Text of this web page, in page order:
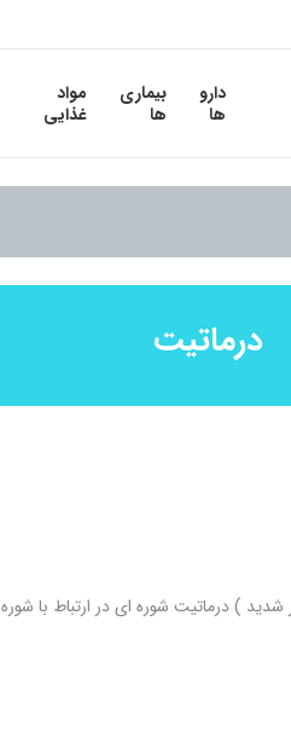
دارو
ها
بیماری
ها
مواد
غذایی
درماتیت
) درماتیت شوره ای در ارتباط با شوره